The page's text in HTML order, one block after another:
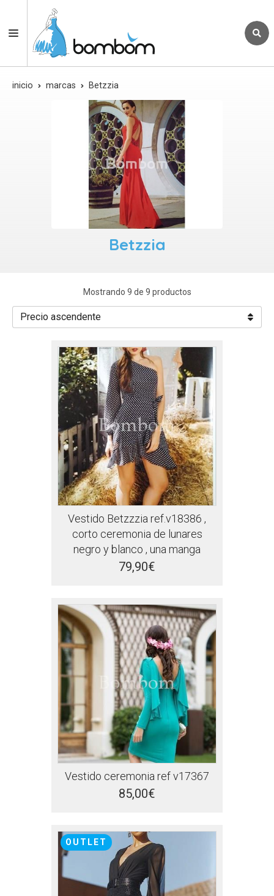
inicio marcas Betzzia
Betzzia
Mostrando 9 de 9 productos
Vestido Betzzzia ref.v18386 ,
corto ceremonia de lunares
negro y blanco , una manga
79,90€
Vestido ceremonia ref v17367
85,00€
OUTLET